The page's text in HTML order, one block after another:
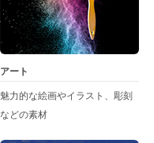
アート
魅力的な絵画やイラスト、彫刻
などの素材